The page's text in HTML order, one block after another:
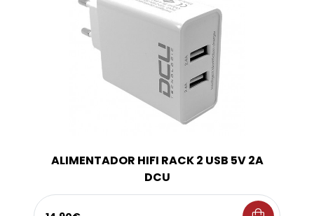
ALIMENTADOR HIFI RACK 2 USB 5V 2A
DCU